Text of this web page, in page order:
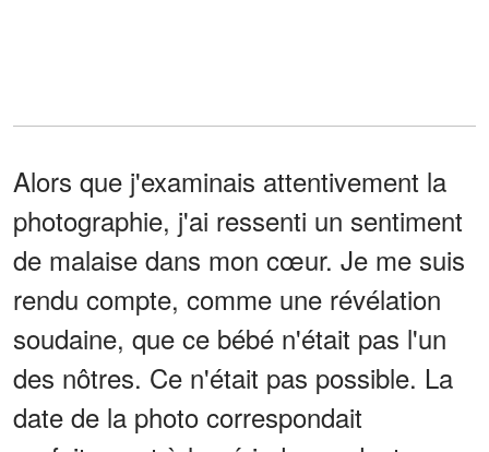
Alors que j'examinais attentivement la
photographie, j'ai ressenti un sentiment
de malaise dans mon cœur. Je me suis
rendu compte, comme une révélation
soudaine, que ce bébé n'était pas l'un
des nôtres. Ce n'était pas possible. La
date de la photo correspondait